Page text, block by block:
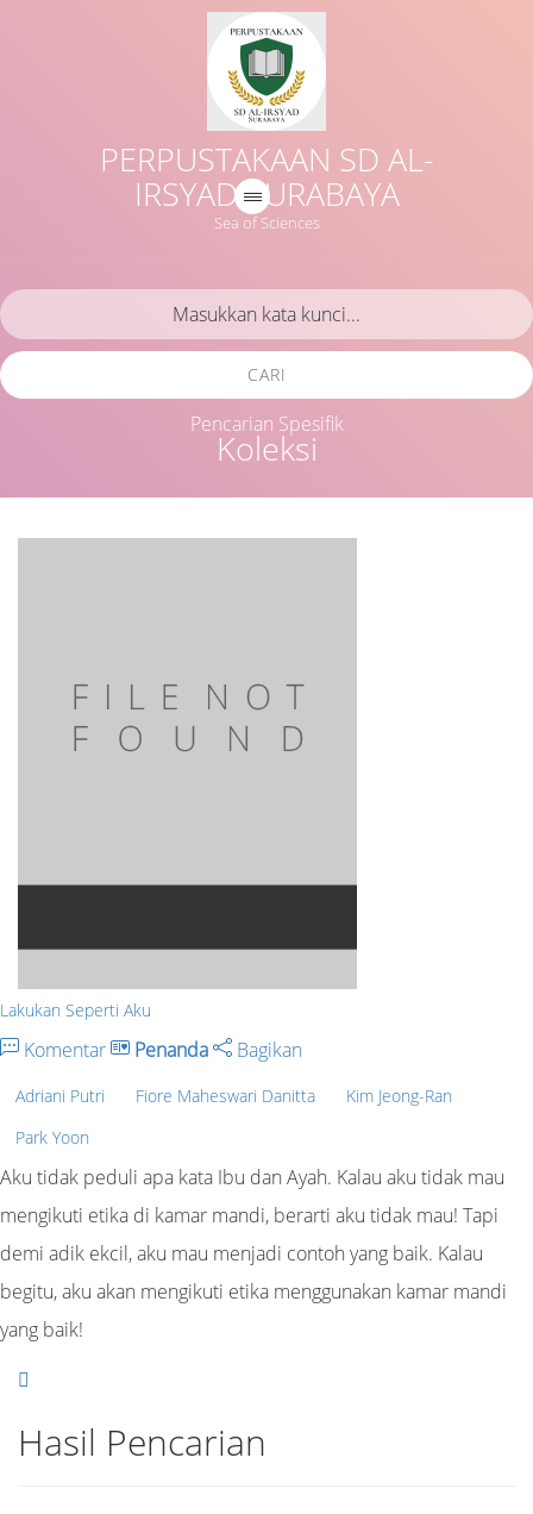
PERPUSTAKAAN SD AL-
IRSYAD SURABAYA
Sea of Sciences
Koleksi
CARI
Pencarian Spesifik
Lakukan Seperti Aku
Komentar Penanda Bagikan
Adriani Putri Fiore Maheswari Danitta
Kim Jeong-Ran
Park Yoon
Aku tidak peduli apa kata Ibu dan Ayah. Kalau aku tidak mau
mengikuti etika di kamar mandi, berarti aku tidak mau! Tapi
demi adik ekcil, aku mau menjadi contoh yang baik. Kalau
begitu, aku akan mengikuti etika menggunakan kamar mandi
yang baik!
Hasil Pencarian